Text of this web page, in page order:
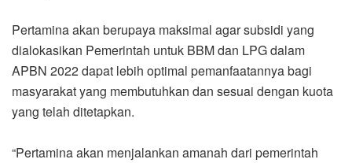
Pertamina akan berupaya maksimal agar subsidi yang
dialokasikan Pemerintah untuk BBM dan LPG dalam
APBN 2022 dapat lebih optimal pemanfaatannya bagi
masyarakat yang membutuhkan dan sesuai dengan kuota
yang telah ditetapkan.
“Pertamina akan menjalankan amanah dari pemerintah